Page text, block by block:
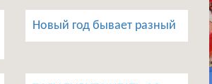
Новый год бывает разный